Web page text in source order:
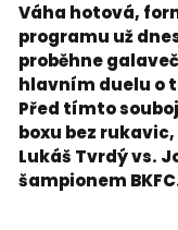
Váha hotová,
programu už
proběhne
hlavním duelu o
Před tímto
boxu bez
Lukáš Tvrdý vs.
šampionem